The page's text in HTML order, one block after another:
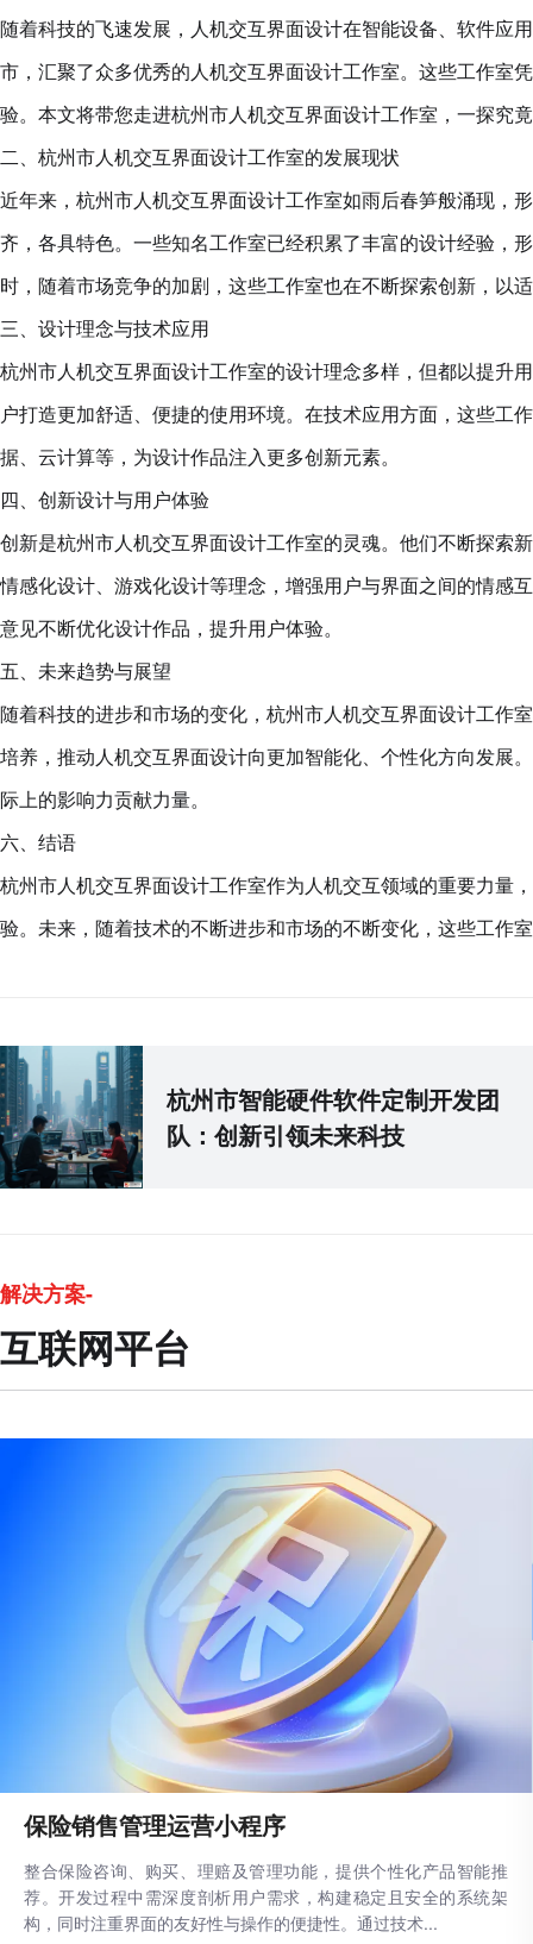
随着科技的飞速发展，人机交互界面设计在智能设备、软件应
市，汇聚了众多优秀的人机交互界面设计工作室。这些工作室
验。本文将带您走进杭州市人机交互界面设计工作室，一探究
二、杭州市人机交互界面设计工作室的发展现状
近年来，杭州市人机交互界面设计工作室如雨后春笋般涌现，
齐，各具特色。一些知名工作室已经积累了丰富的设计经验，
时，随着市场竞争的加剧，这些工作室也在不断探索创新，以
三、设计理念与技术应用
杭州市人机交互界面设计工作室的设计理念多样，但都以提升
户打造更加舒适、便捷的使用环境。在技术应用方面，这些工
据、云计算等，为设计作品注入更多创新元素。
四、创新设计与用户体验
创新是杭州市人机交互界面设计工作室的灵魂。他们不断探索
情感化设计、游戏化设计等理念，增强用户与界面之间的情感
意见不断优化设计作品，提升用户体验。
五、未来趋势与展望
随着科技的进步和市场的变化，杭州市人机交互界面设计工作
培养，推动人机交互界面设计向更加智能化、个性化方向发展
际上的影响力贡献力量。
六、结语
杭州市人机交互界面设计工作室作为人机交互领域的重要力量
验。未来，随着技术的不断进步和市场的不断变化，这些工作
杭州市智能硬件软件定制开发团
队：创新引领未来科技
解决方案-
互联网平台
保险销售管理运营小程序
整合保险咨询、购买、理赔及管理功能，提供个性化产品智能推
荐。开发过程中需深度剖析用户需求，构建稳定且安全的系统架
构，同时注重界面的友好性与操作的便捷性。通过技术...